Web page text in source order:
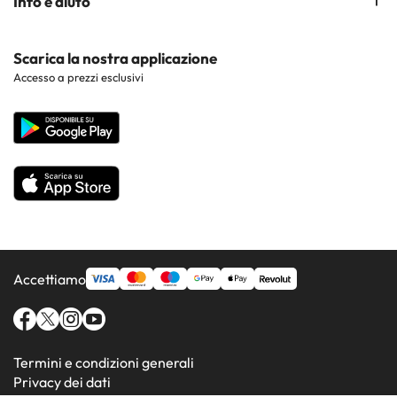
Costa Brava
Costa de la Luz
Hotel nelle regioni più popolari
Tutti gli hotel
Contattaci
Sito corporate
Scarica la nostra applicazione
Accesso a prezzi esclusivi
Accettiamo
Termini e condizioni generali
Privacy dei dati